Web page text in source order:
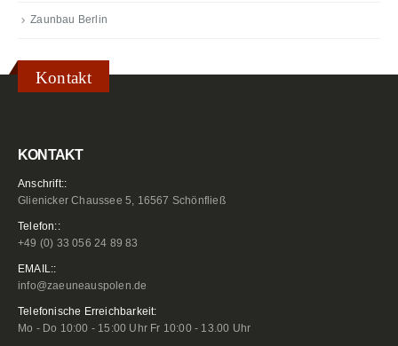
Zaunbau Berlin
Kontakt
KONTAKT
Anschrift::
Glienicker Chaussee 5, 16567 Schönfließ
Telefon::
+49 (0) 33 056 24 89 83
EMAIL::
info@zaeuneauspolen.de
Telefonische Erreichbarkeit:
Mo - Do 10:00 - 15:00 Uhr Fr 10:00 - 13.00 Uhr